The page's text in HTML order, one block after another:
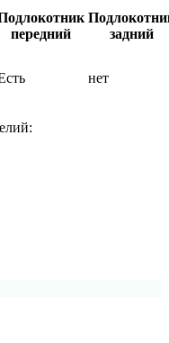
передний
задний
нет